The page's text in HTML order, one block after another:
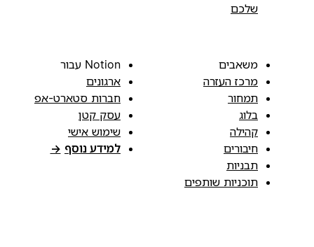
שלכם
משאבים
מרכז העזרה
תמחור
בלוג
קהילה
חיבורים
תבניות
תוכניות שותפים
Notion עבור
ארגונים
חברות סטארט-אפ
עסק קטן
שימוש אישי
למידע נוסף →